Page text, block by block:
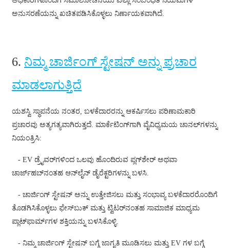
繁體中文
Esperanto
नेपाली
ಅನುಸರಣೆಯನ್ನು ಖಚಿತಪಡಿಸಿಕೊಳ್ಳಲು ನಿರ್ಣಾಯಕವಾಗಿದೆ.
6. ನಿಮ್ಮ ಚಾರ್ಜಿಂಗ್ ಸ್ಟೇಷನ್ ಅನ್ನು ಪ್ರಚಾರ
ಮಾಡಲಾಗುತ್ತಿದೆ
ಯಶಸ್ವಿ ಸ್ಥಾಪನೆಯ ನಂತರ, ಬಳಕೆದಾರರನ್ನು ಆಕರ್ಷಿಸಲು ಪರಿಣಾಮಕಾರಿ
ಪ್ರಚಾರವು ಅತ್ಯಗತ್ಯವಾಗಿರುತ್ತದೆ. ಮಾರ್ಕೆಟಿಂಗ್‌ಗಾಗಿ ವೈವಿಧ್ಯಮಯ ಚಾನಲ್‌ಗಳನ್ನು
ನಿಯಂತ್ರಿಸಿ:
- EV ಡ್ರೈವರ್‌ಗಳಿಂದ ಒಲವು ಹೊಂದಿರುವ ಪ್ಲಗ್‌ಶೇರ್ ಅಥವಾ
ಚಾರ್ಜ್‌ಹಬ್‌ನಂತಹ ಆನ್‌ಲೈನ್ ಡೈರೆಕ್ಟರಿಗಳನ್ನು ಬಳಸಿ.
- ಚಾರ್ಜಿಂಗ್ ಸ್ಟೇಷನ್ ಅನ್ನು ಉತ್ತೇಜಿಸಲು ಮತ್ತು ಸಂಭಾವ್ಯ ಬಳಕೆದಾರರೊಂದಿಗೆ
ತೊಡಗಿಸಿಕೊಳ್ಳಲು ಫೇಸ್‌ಬುಕ್ ಮತ್ತು ಟ್ವಿಟರ್‌ನಂತಹ ಸಾಮಾಜಿಕ ಮಾಧ್ಯಮ
ಪ್ಲಾಟ್‌ಫಾರ್ಮ್‌ಗಳ ಶಕ್ತಿಯನ್ನು ಬಳಸಿಕೊಳ್ಳಿ.
- ನಿಮ್ಮ ಚಾರ್ಜಿಂಗ್ ಸ್ಟೇಷನ್ ಬಗ್ಗೆ ಜಾಗೃತಿ ಮೂಡಿಸಲು ಮತ್ತು EV ಗಳ ಬಗ್ಗೆ